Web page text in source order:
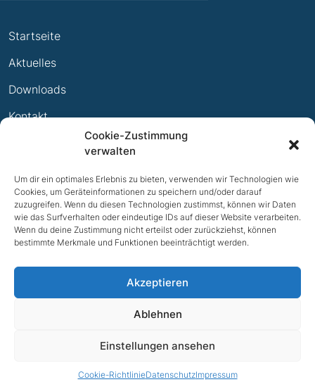
Cookie-Zustimmung
verwalten
Um dir ein optimales Erlebnis zu bieten, verwenden wir Technologien wie
Cookies, um Geräteinformationen zu speichern und/oder darauf
zuzugreifen. Wenn du diesen Technologien zustimmst, können wir Daten
wie das Surfverhalten oder eindeutige IDs auf dieser Website verarbeiten.
Wenn du deine Zustimmung nicht erteilst oder zurückziehst, können
bestimmte Merkmale und Funktionen beeinträchtigt werden.
Akzeptieren
Ablehnen
Einstellungen ansehen
Cookie-RichtlinieDatenschutzImpressum
Leistungsabzeichen
Termine
Ewige Erfolge
Mitglied werden
Startseite
Aktuelles
Downloads
Kontakt
© 2026 TV Bad Iburg e.V.